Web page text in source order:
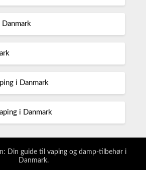
i Danmark
i Danmark
Din guide til vaping og damp-tilbehør i
Danmark.